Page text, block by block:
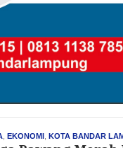
, EKONOMI , KOTA BANDAR